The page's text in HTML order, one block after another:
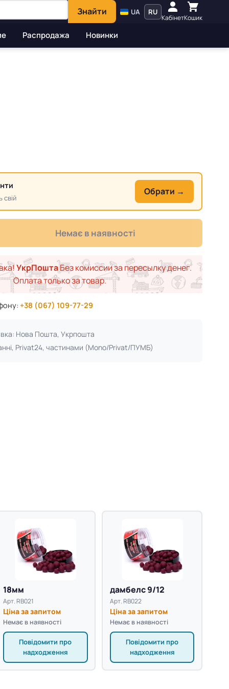
Знайти UA RU
КабінетКошик
Распродажа Новинки
свій
Обрати →
Немає в наявності
УкрПоштаБез комиссии за пересылку денег.
Оплата только за товар.
+38 (067) 109-77-29
Нова Пошта, Укрпошта
Privat24, частинами (Mono/Privat/ПУМБ)
18мм
Арт. RB021
Ціна за запитом
Немає в наявності
Повідомити про
надходження
дамбелс 9/12
Арт. RB022
Ціна за запитом
Немає в наявності
Повідомити про
надходження